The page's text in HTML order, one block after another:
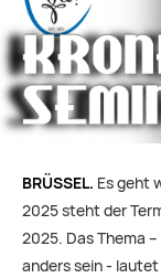
BRÜSSEL. Es geht
2025 steht der
2025. Das Thema
anders sein - lautet